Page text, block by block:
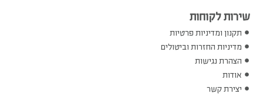
שירות לקוחות
תקנון ומדיניות פרטיות
מדיניות החזרות וביטולים
הצהרת נגישות
אודות
יצירת קשר